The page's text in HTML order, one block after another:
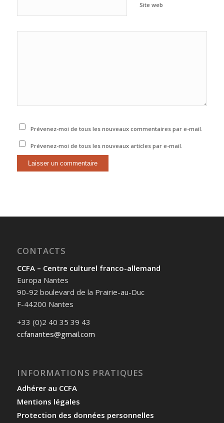
Site web
Prévenez-moi de tous les nouveaux commentaires par e-mail.
Prévenez-moi de tous les nouveaux articles par e-mail.
CONTACTS
CCFA – Centre culturel franco-allemand
Europa Nantes
90-92 boulevard de la Prairie-au-Duc
F-44200 Nantes
+33 (0)2 40 35 39 43
ccfanantes@gmail.com
INFORMATIONS PRATIQUES
Adhérer au CCFA
Mentions légales
Protection des données personnelles